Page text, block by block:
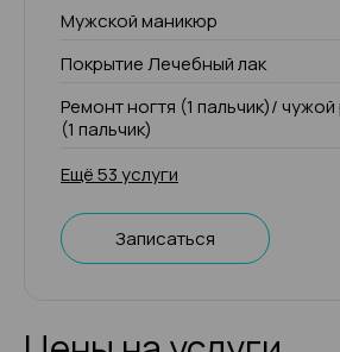
Мужской маникюр
Покрытие Лечебный лак
Ремонт ногтя (1 пальчик)/
(1 пальчик)
Ещё 53 услуги
Записаться